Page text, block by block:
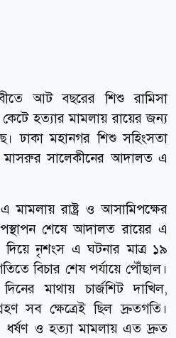
আট বছরের শিশু রামিসা
হত্যার মামলায় রায়ের জন্য
ঢাকা মহানগর শিশু সহিংসতা
মাসরুর সালেকীনের আদালত এ
রাষ্ট্র ও আসামিপক্ষের
শেষে আদালত রায়ের এ
নৃশংস এ ঘটনার মাত্র ১৯
বিচার শেষ পর্যায়ে পৌঁছাল।
মাথায় চার্জশিট দাখিল,
সব ক্ষেত্রেই ছিল দ্রুতগতি।
ধর্ষণ ও হত্যা মামলায় এত দ্রুত